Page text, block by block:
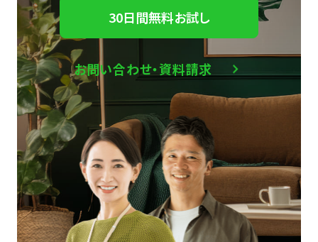
30日間無料お試し
お問い合わせ・資料請求